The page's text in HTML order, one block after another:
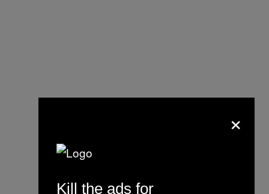
×
Kill the ads for